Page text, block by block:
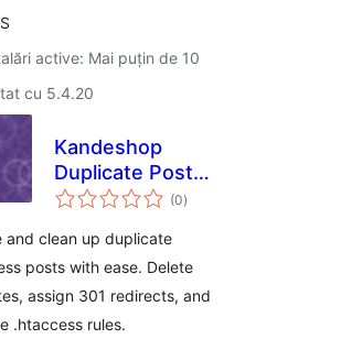
active: Mai puțin de 10
cu 5.4.20
Kandeshop
Duplicate Post
Manager
(0total
aprecieri
)
and clean up duplicate
posts with ease. Delete
assign 301 redirects, and
.htaccess rules.